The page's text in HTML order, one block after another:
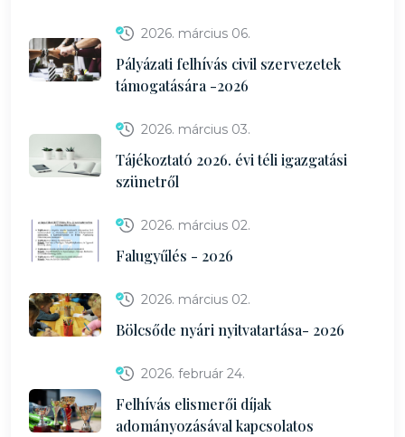
2026. március 06.
Pályázati felhívás civil szervezetek
támogatására -2026
2026. március 03.
Tájékoztató 2026. évi téli igazgatási
szünetről
2026. március 02.
Falugyűlés - 2026
2026. március 02.
Bölcsőde nyári nyitvatartása- 2026
2026. február 24.
Felhívás elismerői díjak
adományozásával kapcsolatos